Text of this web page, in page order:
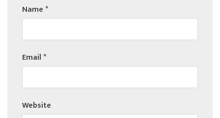
Name*
Email*
Website